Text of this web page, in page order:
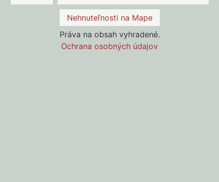
Nehnuteľnosti na Mape
Práva na obsah vyhradené.
Ochrana osobných údajov